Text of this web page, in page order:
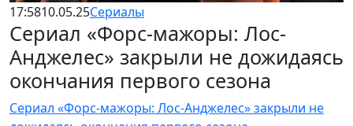
17:5810.05.25Сериалы
Сериал «Форс-мажоры: Лос-
Анджелес» закрыли не дожидаясь
окончания первого сезона
Сериал «Форс-мажоры: Лос-Анджелес» закрыли не